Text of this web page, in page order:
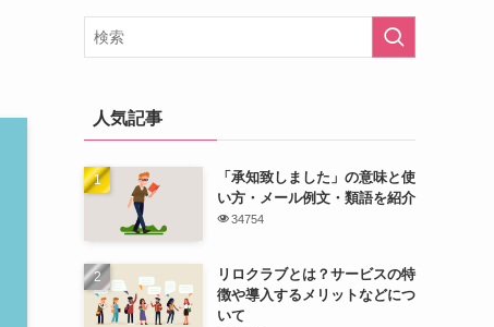
人気記事
「承知致しました」の意味と使
い方・メール例文・類語を紹介
34754
リロクラブとは？サービスの特
徴や導入するメリットなどにつ
いて